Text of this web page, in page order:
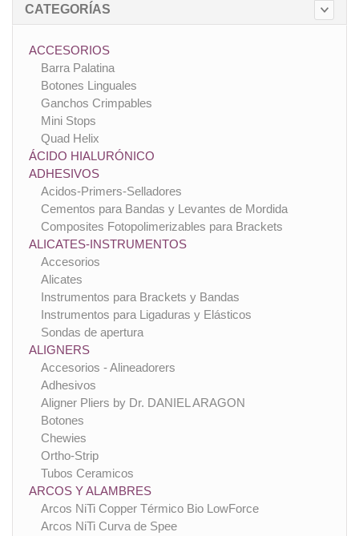
CATEGORÍAS
ACCESORIOS
Barra Palatina
Botones Linguales
Ganchos Crimpables
Mini Stops
Quad Helix
ÁCIDO HIALURÓNICO
ADHESIVOS
Acidos-Primers-Selladores
Cementos para Bandas y Levantes de Mordida
Composites Fotopolimerizables para Brackets
ALICATES-INSTRUMENTOS
Accesorios
Alicates
Instrumentos para Brackets y Bandas
Instrumentos para Ligaduras y Elásticos
Sondas de apertura
ALIGNERS
Accesorios - Alineadorers
Adhesivos
Aligner Pliers by Dr. DANIEL ARAGON
Botones
Chewies
Ortho-Strip
Tubos Ceramicos
ARCOS Y ALAMBRES
Arcos NiTi Copper Térmico Bio LowForce
Arcos NiTi Curva de Spee